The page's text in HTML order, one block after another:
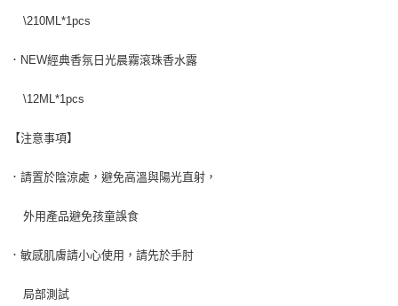
２．訂單成立數日內，您將收到繳費通知簡訊。
ATM／網路銀行／等多元方式進行付款，方視為交易完成。
※ 請注意：結帳手續完成當下不需立刻繳費，但若您需要取消訂單，請聯絡
後付繳納相關費用。
是否繳費成功／繳費後需取消欲退款等相關疑問，請聯繫「AFTEE先享後付
【注意事項】
易，需依本服務之必要範圍內提供個人資料，並將交易相關給付款項請求債
https://aftee.tw/terms/#terms3
「AFTEE先享後付」，若未經同意申辦者引起之損失，本公司不負相關責
每筆NT$150，滿NT$1,200(含以上)免運費
宅配
\210ML*1pcs
．NEW經典香氛日光晨霧滾珠香水露
\12ML*1pcs
【注意事項】
．請置於陰涼處，避免高溫與陽光直射，
外用產品避免孩童誤食
．敏感肌膚請小心使用，請先於手肘
局部測試